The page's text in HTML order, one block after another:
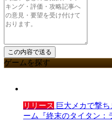
ゲームを探す
リリース 巨大メカで撃
ーム『終末のタイタン：